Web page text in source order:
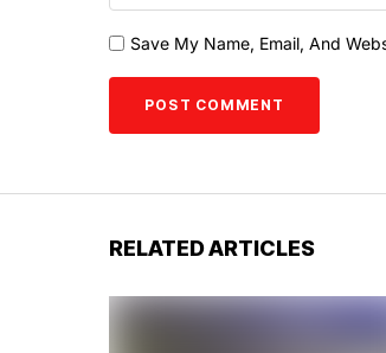
Save My Name, Email, And
RELATED ARTICLES